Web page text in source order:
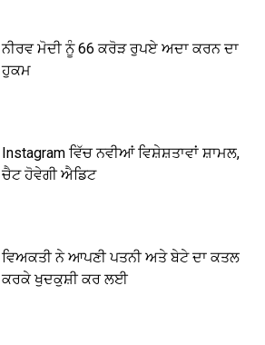
ਨੀਰਵ ਮੋਦੀ ਨੂੰ 66 ਕਰੋੜ ਰੁਪਏ ਅਦਾ ਕਰਨ ਦਾ
ਹੁਕਮ
Instagram ਵਿੱਚ ਨਵੀਆਂ ਵਿਸ਼ੇਸ਼ਤਾਵਾਂ ਸ਼ਾਮਲ,
ਚੈਟ ਹੋਵੇਗੀ ਐਡਿਟ
ਵਿਅਕਤੀ ਨੇ ਆਪਣੀ ਪਤਨੀ ਅਤੇ ਬੇਟੇ ਦਾ ਕਤਲ
ਕਰਕੇ ਖੁਦਕੁਸ਼ੀ ਕਰ ਲਈ